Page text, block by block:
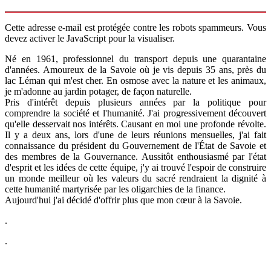
Cette adresse e-mail est protégée contre les robots spammeurs. Vous
devez activer le JavaScript pour la visualiser.
Né en 1961, professionnel du transport depuis une quarantaine
d'années. Amoureux de la Savoie où je vis depuis 35 ans, près du
lac Léman qui m'est cher. En osmose avec la nature et les animaux,
je m'adonne au jardin potager, de façon naturelle.
Pris d'intérêt depuis plusieurs années par la politique pour
comprendre la société et l'humanité. J'ai progressivement découvert
qu'elle desservait nos intérêts. Causant en moi une profonde révolte.
Il y a deux ans, lors d'une de leurs réunions mensuelles, j'ai fait
connaissance du président du Gouvernement de l'État de Savoie et
des membres de la Gouvernance. Aussitôt enthousiasmé par l'état
d'esprit et les idées de cette équipe, j'y ai trouvé l'espoir de construire
un monde meilleur où les valeurs du sacré rendraient la dignité à
cette humanité martyrisée par les oligarchies de la finance.
Aujourd'hui j'ai décidé d'offrir plus que mon cœur à la Savoie.
.
.